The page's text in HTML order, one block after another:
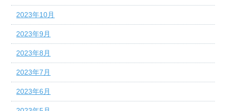
2023年10月
2023年9月
2023年8月
2023年7月
2023年6月